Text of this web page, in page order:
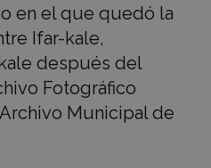
en el que quedó la
Ifar-kale,
después del
Fotográfico
Municipal de